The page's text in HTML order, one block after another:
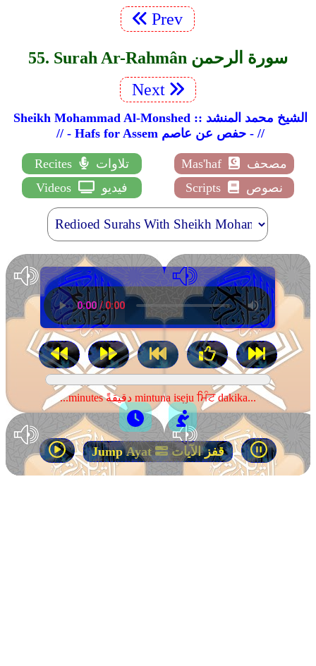
Prev
55. Surah Ar-Rahmân سورة الرحمن
Next
Sheikh Mohammad Al-Monshed :: الشيخ محمد المنشد
// - Hafs for Assem حفص عن عاصم - //
Recites تلاوات Mas'haf
مصحف
Videos
فيديو Scripts نصوص
...minutes دقيقةً mintuna isẹju ਮਿੰਟ dakika...
Jump Ayat قفز الآيات